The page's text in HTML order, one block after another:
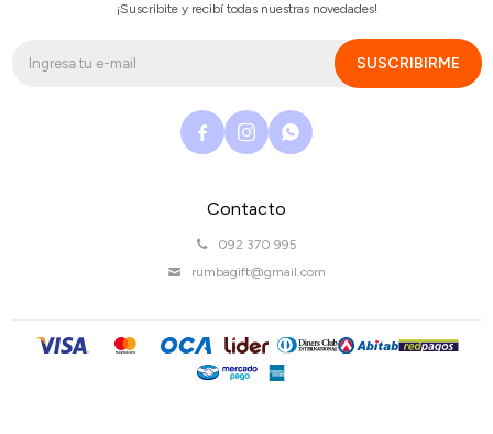
Contacto
092 370 995
rumbagift@gmail.com
¡Suscribite y recibí todas nuestras novedades!
SUSCRIBIRME
  